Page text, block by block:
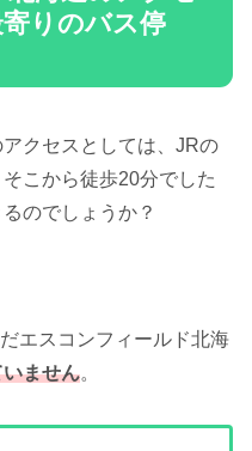
りのバス停
クセスとしては、JRの
こから徒歩20分でした
のでしょうか？
エスコンフィールド北海
ません。